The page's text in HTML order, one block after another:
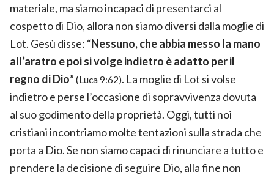
materiale, ma siamo incapaci di presentarci al
cospetto di Dio, allora non siamo diversi dalla moglie di
Lot. Gesù disse: “Nessuno, che abbia messo la mano
all’aratro e poi si volge indietro è adatto per il
regno di Dio” (Luca 9:62). La moglie di Lot si volse
indietro e perse l’occasione di sopravvivenza dovuta
al suo godimento della proprietà. Oggi, tutti noi
cristiani incontriamo molte tentazioni sulla strada che
porta a Dio. Se non siamo capaci di rinunciare a tutto e
prendere la decisione di seguire Dio, alla fine non